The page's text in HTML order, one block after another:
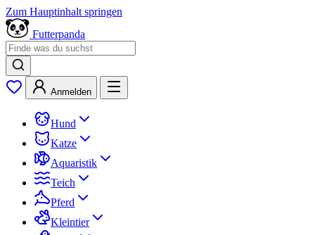
Zum Hauptinhalt springen
Futterpanda
Anmelden
Hund
Katze
Aquaristik
Teich
Pferd
Kleintier